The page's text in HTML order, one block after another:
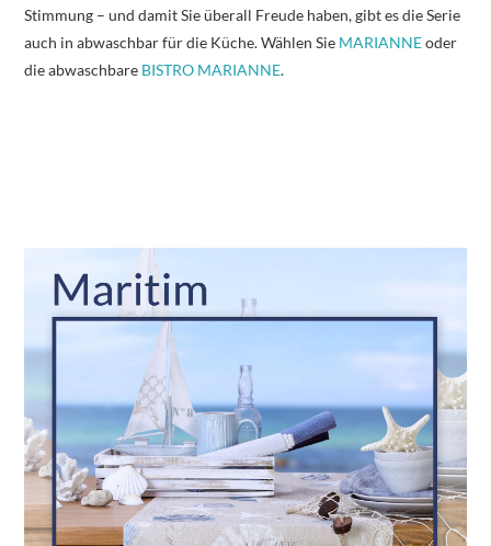
Stimmung – und damit Sie überall Freude haben, gibt es die Serie
auch in abwaschbar für die Küche. Wählen Sie MARIANNEoder
die abwaschbare BISTRO MARIANNE.